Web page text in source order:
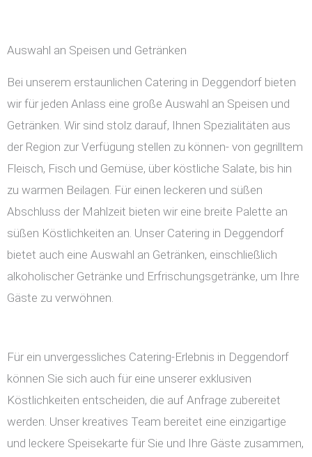
Auswahl an Speisen und Getränken
Bei unserem erstaunlichen Catering in Deggendorf bieten
wir für jeden Anlass eine große Auswahl an Speisen und
Getränken. Wir sind stolz darauf, Ihnen Spezialitäten aus
der Region zur Verfügung stellen zu können- von gegrilltem
Fleisch, Fisch und Gemüse, über köstliche Salate, bis hin
zu warmen Beilagen. Für einen leckeren und süßen
Abschluss der Mahlzeit bieten wir eine breite Palette an
süßen Köstlichkeiten an. Unser Catering in Deggendorf
bietet auch eine Auswahl an Getränken, einschließlich
alkoholischer Getränke und Erfrischungsgetränke, um Ihre
Gäste zu verwöhnen.
Für ein unvergessliches Catering-Erlebnis in Deggendorf
können Sie sich auch für eine unserer exklusiven
Köstlichkeiten entscheiden, die auf Anfrage zubereitet
werden. Unser kreatives Team bereitet eine einzigartige
und leckere Speisekarte für Sie und Ihre Gäste zusammen,